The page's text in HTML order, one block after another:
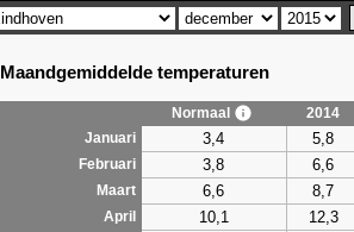
Maandgemiddelde temperaturen
Normaal 2014
Januari
3,4 5,8
Februari 3,8 6,6
Maart 6,6 8,7
April 10,1 12,3